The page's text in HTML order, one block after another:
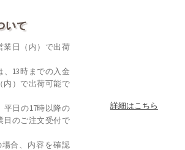
業日（内）で出荷
13時までの入金
内）で出荷可能で
平日の17時以降の
日のご注文受付で
合、内容を確認
詳細はこちら